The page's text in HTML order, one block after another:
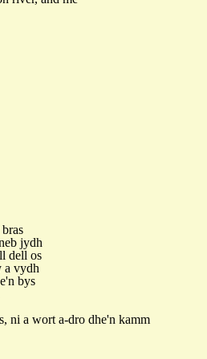
jydh
dell os
a vydh
bys
ni a wort a-dro dhe'n kamm